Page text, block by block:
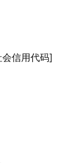
信用代码]